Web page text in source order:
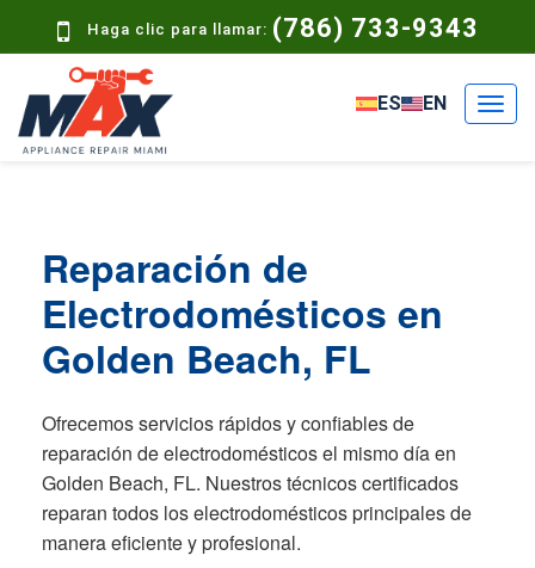
Haga clic para llamar: (786) 733-9343
ES EN
Reparación de
Electrodomésticos en
Golden Beach, FL
Ofrecemos servicios rápidos y confiables de
reparación de electrodomésticos el mismo día en
Golden Beach, FL. Nuestros técnicos certificados
reparan todos los electrodomésticos principales de
manera eficiente y profesional.